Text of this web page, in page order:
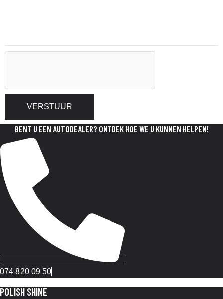
VERSTUUR
BENT U EEN AUTODEALER? ONTDEK HOE WE U KUNNEN HELPEN!
074 820 09 50
POLISH SHINE